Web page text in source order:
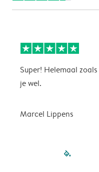
Super! Helemaal
je wel.
Marcel Lippens